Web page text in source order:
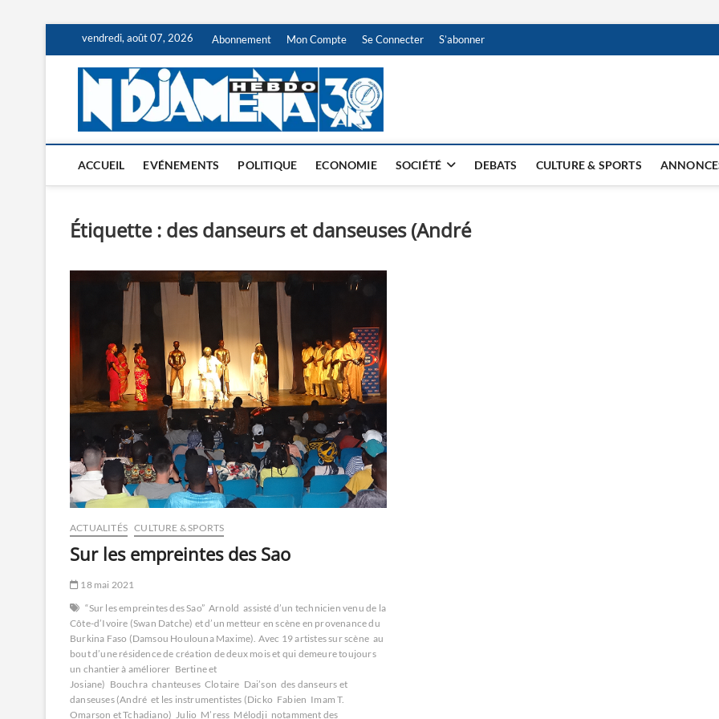
content
vendredi, août 07, 2026 Abonnement Mon Compte Se Connecter S’abonner
NDJAMENA HEBDO
ACCUEIL EVÉNEMENTS POLITIQUE ECONOMIE SOCIÉTÉ DEBATS CULTURE & SPORTS
Étiquette : des danseurs et danseuses (André
ACTUALITÉS CULTURE & SPORTS
Sur les empreintes des Sao
18 mai 2021
“Sur les empreintes des Sao” Arnold assisté d’un technicien venu de la
Côte-d’Ivoire (Swan Datche) et d’un metteur en scène en provenance du
Burkina Faso (Damsou Houlouna Maxime). Avec 19 artistes sur scène au
bout d’une résidence de création de deux mois et qui demeure toujours
un chantier à améliorer Bertine et
Josiane) Bouchra chanteuses Clotaire Dai’son des danseurs et
danseuses (André et les instrumentistes (Dicko Fabien Imam T.
Omarson et Tchadiano) Julio M’ress Mélodji notamment des